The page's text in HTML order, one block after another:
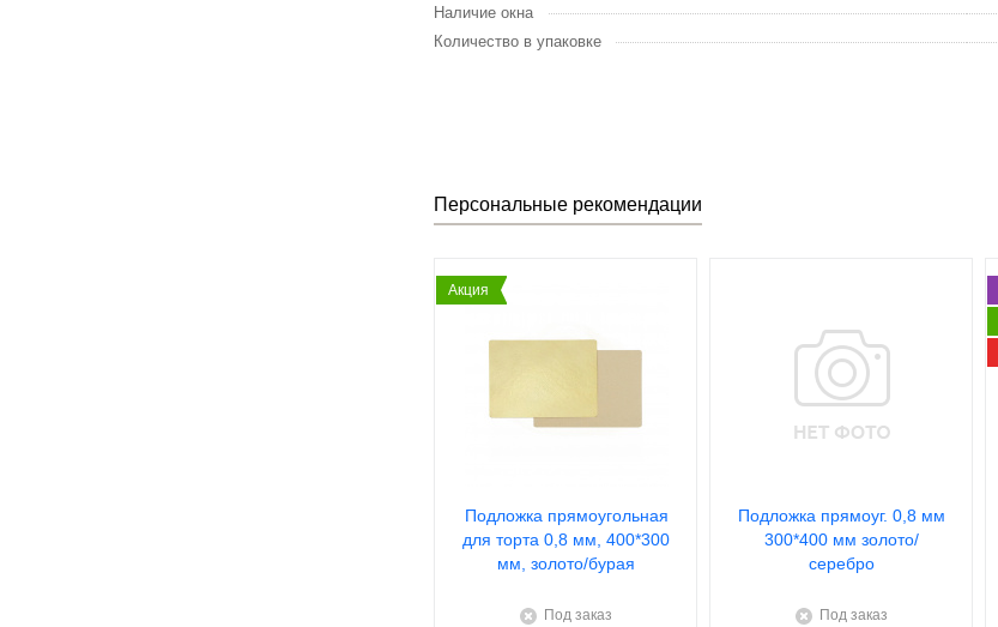
Наличие окна
Количество в упаковке
Персональные рекомендации
Акция
Подложка прямоугольная
для торта 0,8 мм, 400*300
мм, золото/бурая
Под заказ
Подложка прямоуг. 0,8 мм
300*400 мм золото/
серебро
Под заказ